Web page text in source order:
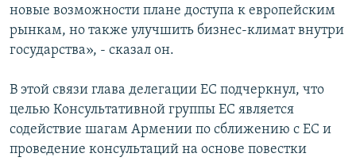
новые возможности плане доступа к европейским
рынкам, но также улучшить бизнес-климат внутри
государства», - сказал он.
В этой связи глава делегации ЕС подчеркнул, что
целью Консультативной группы ЕС является
содействие шагам Армении по сближению с ЕС и
проведение консультаций на основе повестки